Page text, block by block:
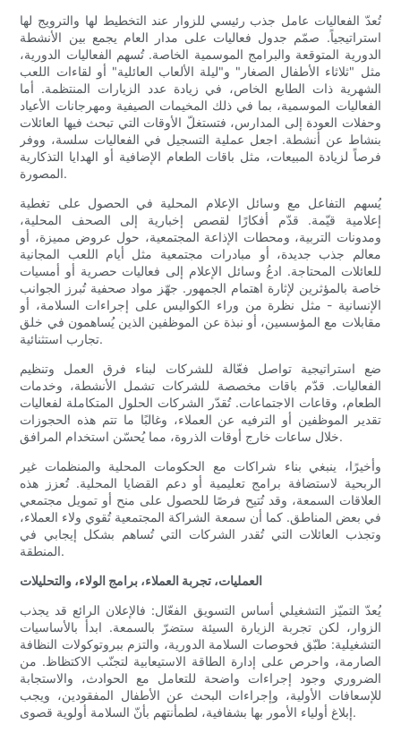
تُعدّ الفعاليات عامل جذب رئيسي للزوار عند التخطيط لها والترويج لها
استراتيجياً. صمّم جدول فعاليات على مدار العام يجمع بين الأنشطة
الدورية المتوقعة والبرامج الموسمية الخاصة. تُسهم الفعاليات الدورية،
مثل "ثلاثاء الأطفال الصغار" و"ليلة الألعاب العائلية" أو لقاءات اللعب
الشهرية ذات الطابع الخاص، في زيادة عدد الزيارات المنتظمة. أما
الفعاليات الموسمية، بما في ذلك المخيمات الصيفية ومهرجانات الأعياد
وحفلات العودة إلى المدارس، فتستغلّ الأوقات التي تبحث فيها العائلات
بنشاط عن أنشطة. اجعل عملية التسجيل في الفعاليات سلسة، ووفر
فرصاً لزيادة المبيعات، مثل باقات الطعام الإضافية أو الهدايا التذكارية
المصورة.
يُسهم التفاعل مع وسائل الإعلام المحلية في الحصول على تغطية
إعلامية قيّمة. قدّم أفكارًا لقصص إخبارية إلى الصحف المحلية،
ومدونات التربية، ومحطات الإذاعة المجتمعية، حول عروض مميزة، أو
معالم جذب جديدة، أو مبادرات مجتمعية مثل أيام اللعب المجانية
للعائلات المحتاجة. ادعُ وسائل الإعلام إلى فعاليات حصرية أو أمسيات
خاصة بالمؤثرين لإثارة اهتمام الجمهور. جهّز مواد صحفية تُبرز الجوانب
الإنسانية - مثل نظرة من وراء الكواليس على إجراءات السلامة، أو
مقابلات مع المؤسسين، أو نبذة عن الموظفين الذين يُساهمون في خلق
تجارب استثنائية.
ضع استراتيجية تواصل فعّالة للشركات لبناء فرق العمل وتنظيم
الفعاليات. قدّم باقات مخصصة للشركات تشمل الأنشطة، وخدمات
الطعام، وقاعات الاجتماعات. تُقدّر الشركات الحلول المتكاملة لفعاليات
تقدير الموظفين أو الترفيه عن العملاء، وغالبًا ما تتم هذه الحجوزات
خلال ساعات خارج أوقات الذروة، مما يُحسّن استخدام المرافق.
وأخيرًا، ينبغي بناء شراكات مع الحكومات المحلية والمنظمات غير
الربحية لاستضافة برامج تعليمية أو دعم القضايا المحلية. تُعزز هذه
العلاقات السمعة، وقد تُتيح فرصًا للحصول على منح أو تمويل مجتمعي
في بعض المناطق. كما أن سمعة الشراكة المجتمعية تُقوي ولاء العملاء،
وتجذب العائلات التي تُقدر الشركات التي تُساهم بشكل إيجابي في
المنطقة.
العمليات، تجربة العملاء، برامج الولاء، والتحليلات
يُعدّ التميّز التشغيلي أساس التسويق الفعّال: فالإعلان الرائع قد يجذب
الزوار، لكن تجربة الزيارة السيئة ستضرّ بالسمعة. ابدأ بالأساسيات
التشغيلية: طبّق فحوصات السلامة الدورية، والتزم ببروتوكولات النظافة
الصارمة، واحرص على إدارة الطاقة الاستيعابية لتجنّب الاكتظاظ. من
الضروري وجود إجراءات واضحة للتعامل مع الحوادث، والاستجابة
للإسعافات الأولية، وإجراءات البحث عن الأطفال المفقودين، ويجب
إبلاغ أولياء الأمور بها بشفافية، لطمأنتهم بأنّ السلامة أولوية قصوى.